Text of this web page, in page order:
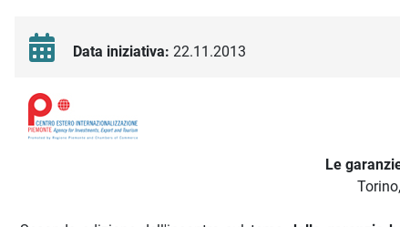
Focus
Data iniziativa: 22.11.2013
Le